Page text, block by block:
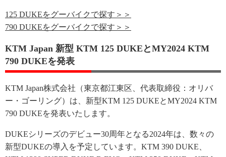
125 DUKEをグーバイクで探す＞＞
790 DUKEをグーバイクで探す＞＞
KTM Japan 新型 KTM 125 DUKEとMY2024 KTM
790 DUKEを発表
KTM Japan株式会社（東京都江東区、代表取締役：オリバ
ー・ゴーリング）は、新型KTM 125 DUKEとMY2024 KTM
790 DUKEを発表いたします。
DUKEシリーズのデビュー30周年となる2024年は、数々の
新型DUKEの導入を予定しています。KTM 390 DUKE、